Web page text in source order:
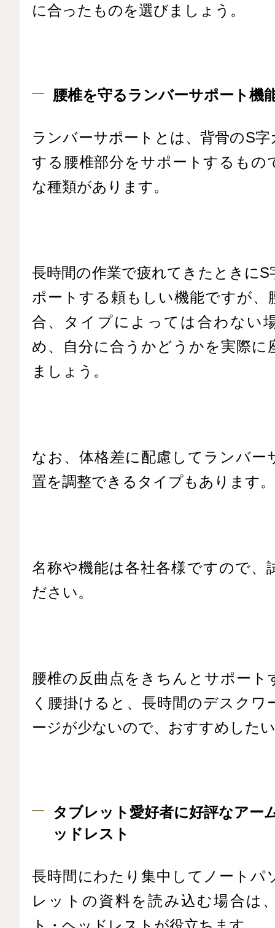
に合ったものを選びましょう。
腰椎を守るランバーサポート機
ランバーサポートとは、背骨のS
する腰椎部分をサポートするもの
な種類があります。
長時間の作業で疲れてきたときにS
ポートする頼もしい機能ですが、
合、タイプによっては合わない
め、自分に合うかどうかを実際に
ましょう。
なお、体格差に配慮してランバー
置を調整できるタイプもあります。
名称や機能は各社各様ですので、
ださい。
腰椎の反曲点をきちんとサポート
く腰掛けると、長時間のデスクワ
ージが少ないので、おすすめした
タブレット愛好者に好評なアー
ッドレスト
長時間にわたり集中してノートパ
レットの資料を読み込む場合は